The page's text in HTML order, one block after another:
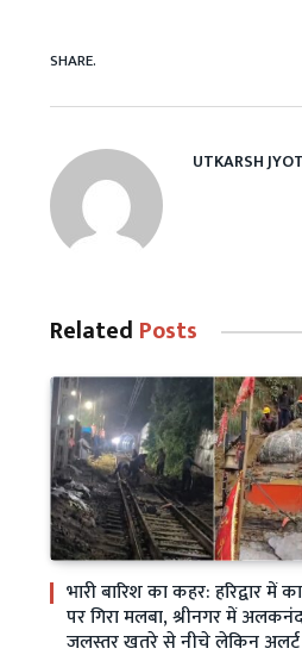
SHARE.
UTKARSH
Related Posts
भारी बारिश का कहर: हरिद्वार में
पर गिरा मलबा, श्रीनगर में
जलस्तर खतरे से नीचे लेकिन अलर्ट